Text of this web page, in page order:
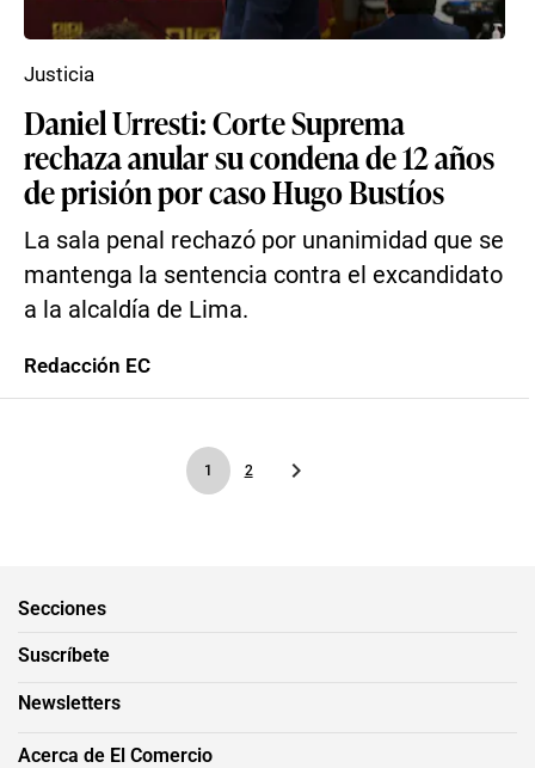
Daniel Urresti: Corte Suprema
rechaza anular su condena de 12 años
de prisión por caso Hugo Bustíos
La sala penal rechazó por unanimidad que se
mantenga la sentencia contra el excandidato
a la alcaldía de Lima.
Justicia
Redacción EC
1 2
Secciones
Suscríbete
Newsletters
Acerca de El Comercio